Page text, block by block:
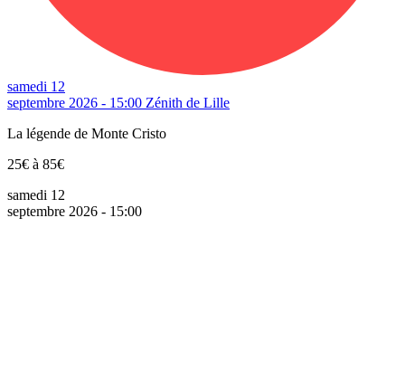
samedi 12
septembre 2026 - 15:00 Zénith de Lille
La légende de Monte Cristo
25€ à 85€
samedi 12
septembre 2026 - 15:00